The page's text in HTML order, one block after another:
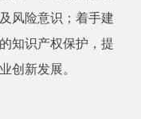
风险意识；着手建
知识产权保护，提
创新发展。